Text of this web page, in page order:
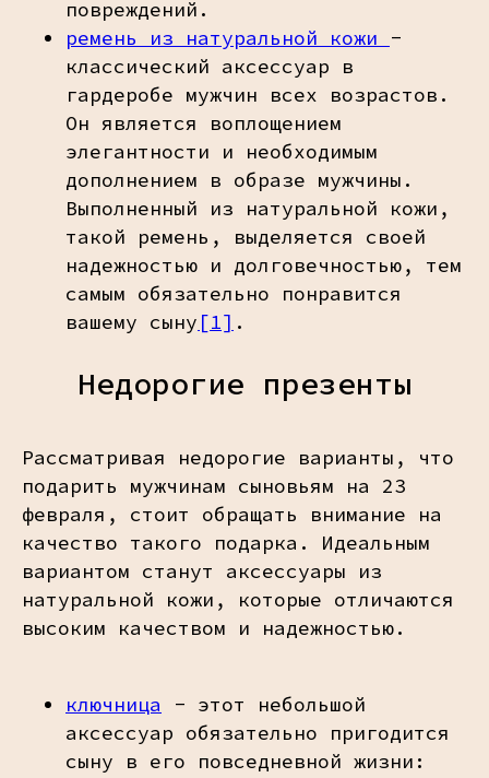
повреждений.
ремень из натуральной кожи -
классический аксессуар в
гардеробе мужчин всех возрастов.
Он является воплощением
элегантности и необходимым
дополнением в образе мужчины.
Выполненный из натуральной кожи,
такой ремень, выделяется своей
надежностью и долговечностью, тем
самым обязательно понравится
вашему сыну [1] .
Недорогие презенты
Рассматривая недорогие варианты, что
подарить мужчинам сыновьям на 23
февраля, стоит обращать внимание на
качество такого подарка. Идеальным
вариантом станут аксессуары из
натуральной кожи, которые отличаются
высоким качеством и надежностью.
ключница - этот небольшой
аксессуар обязательно пригодится
сыну в его повседневной жизни: